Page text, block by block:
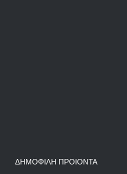
ΔΗΜΟΦΙΛΗ ΠΡΟΙΟΝΤΑ